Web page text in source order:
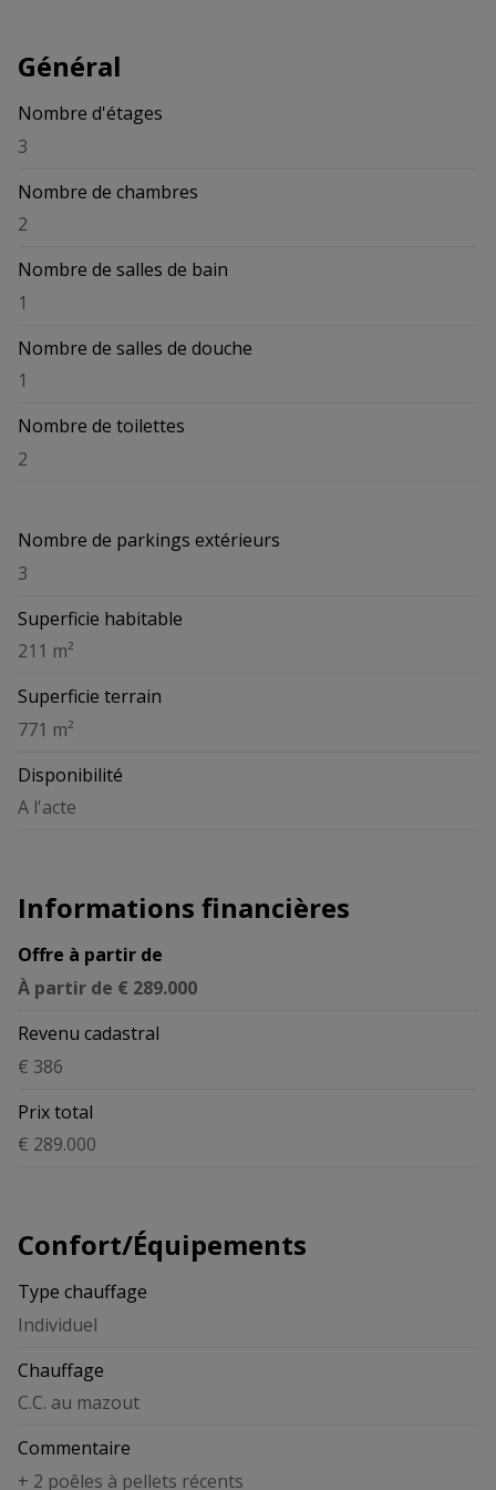
Général
Nombre d'étages
3
Nombre de chambres
2
Nombre de salles de bain
1
Nombre de salles de douche
1
Nombre de toilettes
2
Nombre de parkings extérieurs
3
Superficie habitable
211 m²
Superficie terrain
771 m²
Disponibilité
A l'acte
Informations financières
Offre à partir de
À partir de € 289.000
Revenu cadastral
€ 386
Prix total
€ 289.000
Confort/Équipements
Type chauffage
Individuel
Chauffage
C.C. au mazout
Commentaire
+ 2 poêles à pellets récents